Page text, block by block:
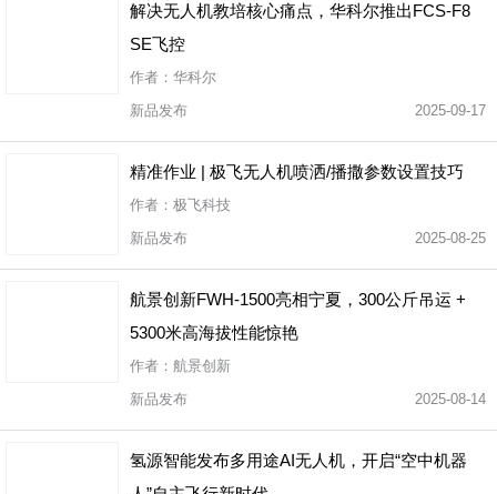
解决无人机教培核心痛点，华科尔推出FCS-F8
SE飞控
作者：华科尔
新品发布
2025-09-17
精准作业 | 极飞无人机喷洒/播撒参数设置技巧
作者：极飞科技
新品发布
2025-08-25
航景创新FWH-1500亮相宁夏，300公斤吊运 +
5300米高海拔性能惊艳
作者：航景创新
新品发布
2025-08-14
氢源智能发布多用途AI无人机，开启“空中机器